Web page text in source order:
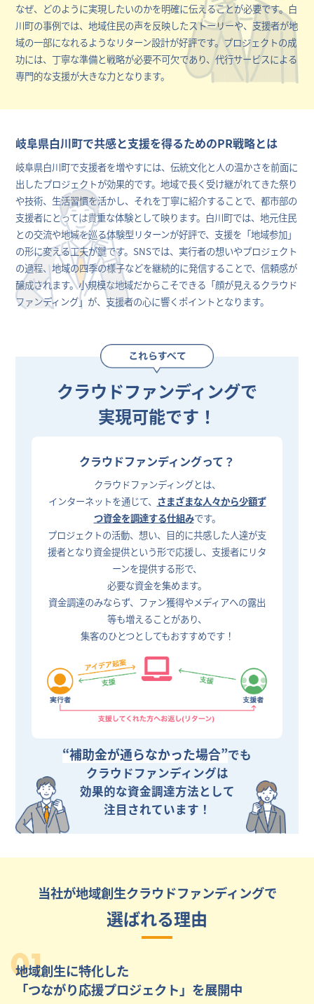
なぜ、どのように実現したいのかを明確に伝えることが必要です。白
川町の事例では、地域住民の声を反映したストーリーや、支援者が地
域の一部になれるようなリターン設計が好評です。プロジェクトの成
功には、丁寧な準備と戦略が必要不可欠であり、代行サービスによる
専門的な支援が大きな力となります。
岐阜県白川町で共感と支援を得るためのPR戦略とは
岐阜県白川町で支援者を増やすには、伝統文化と人の温かさを前面に
出したプロジェクトが効果的です。地域で長く受け継がれてきた祭り
や技術、生活習慣を活かし、それを丁寧に紹介することで、都市部の
支援者にとっては貴重な体験として映ります。白川町では、地元住民
との交流や地域を巡る体験型リターンが好評で、支援を「地域参加」
の形に変える工夫が鍵です。SNSでは、実行者の想いやプロジェクト
の過程、地域の四季の様子などを継続的に発信することで、信頼感が
醸成されます。小規模な地域だからこそできる「顔が見えるクラウド
ファンディング」が、支援者の心に響くポイントとなります。
クラウドファンディングで
実現可能です！
クラウドファンディングって？
クラウドファンディングとは、
インターネットを通じて、 さまざまな人々から少額ず
つ資金を調達する仕組みです。
プロジェクトの活動、想い、目的に共感した人達が支
援者となり資金提供という形で応援し、支援者にリタ
ーンを提供する形で、
必要な資金を集めます。
資金調達のみならず、ファン獲得やメディアへの露出
等も増えることがあり、
集客のひとつとしてもおすすめです！
“補助金が通らなかった場合”でも
クラウドファンディングは
効果的な資金調達方法として
注目されています！
当社が地域創生クラウドファンディングで
選ばれる理由
01
地域創生に特化した
「つながり応援プロジェクト」を展開中